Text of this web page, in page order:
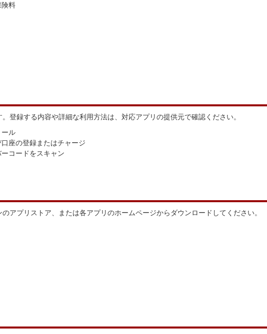
料
登録する内容や詳細な利用方法は、対応アプリの提供元で確認ください。
ール
座の登録またはチャージ
コードをスキャン
アプリストア、または各アプリのホームページからダウンロードしてください。